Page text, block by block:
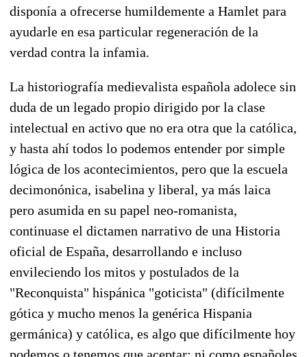
disponía a ofrecerse humildemente a Hamlet para
ayudarle en esa particular regeneración de la
verdad contra la infamia.
La historiografía medievalista española adolece sin
duda de un legado propio dirigido por la clase
intelectual en activo que no era otra que la católica,
y hasta ahí todos lo podemos entender por simple
lógica de los acontecimientos, pero que la escuela
decimonónica, isabelina y liberal, ya más laica
pero asumida en su papel neo-romanista,
continuase el dictamen narrativo de una Historia
oficial de España, desarrollando e incluso
envileciendo los mitos y postulados de la
"Reconquista" hispánica "goticista" (difícilmente
gótica y mucho menos la genérica Hispania
germánica) y católica, es algo que difícilmente hoy